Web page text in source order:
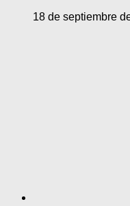
18 de septiembre